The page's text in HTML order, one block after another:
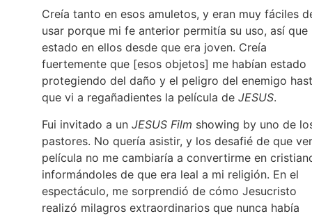
Creía tanto en esos amuletos, y eran muy fáciles
usar porque mi fe anterior permitía su uso, así que
estado en ellos desde que era joven. Creía
fuertemente que [esos objetos] me habían estado
protegiendo del daño y el peligro del enemigo
que vi a regañadientes la película de JESUS.
Fui invitado a un JESUS Film showing by uno de
pastores. No quería asistir, y los desafié de que
película no me cambiaría a convertirme en
informándoles de que era leal a mi religión. En el
espectáculo, me sorprendió de cómo Jesucristo
realizó milagros extraordinarios que nunca había